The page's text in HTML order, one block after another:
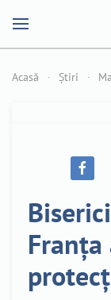
Acasă Știri
Franța